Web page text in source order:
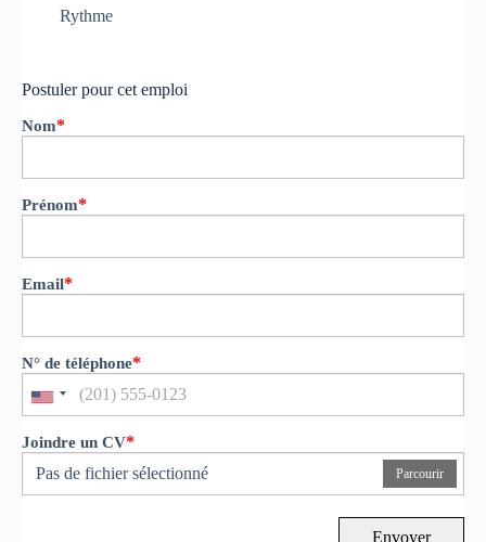
Rythme
Postuler pour cet emploi
Nom*
Prénom*
Email*
N° de téléphone*
Joindre un CV*
Pas de fichier sélectionné
Parcourir
Envoyer